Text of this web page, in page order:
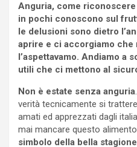
Anguria, come
in pochi conoscono sul
le delusioni sono dietro
aprire e ci accorgiamo che
l’aspettavamo. Andiamo a
utili che ci mettono al
Non è estate senza anguria
verità tecnicamente si
amati ed apprezzati dagli
mai mancare questo
simbolo della bella stagione